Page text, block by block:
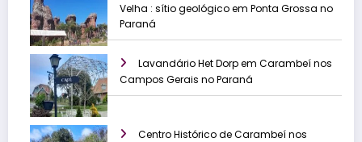
Velha : sítio geológico em Ponta Grossa no
Paraná
Lavandário Het Dorp em Carambeí nos
Campos Gerais no Paraná
Centro Histórico de Carambeí nos